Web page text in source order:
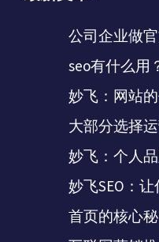
公司企业做
seo有什么用
妙飞：网站
大部分选择
妙飞：个人
妙飞SEO：
首页的核心